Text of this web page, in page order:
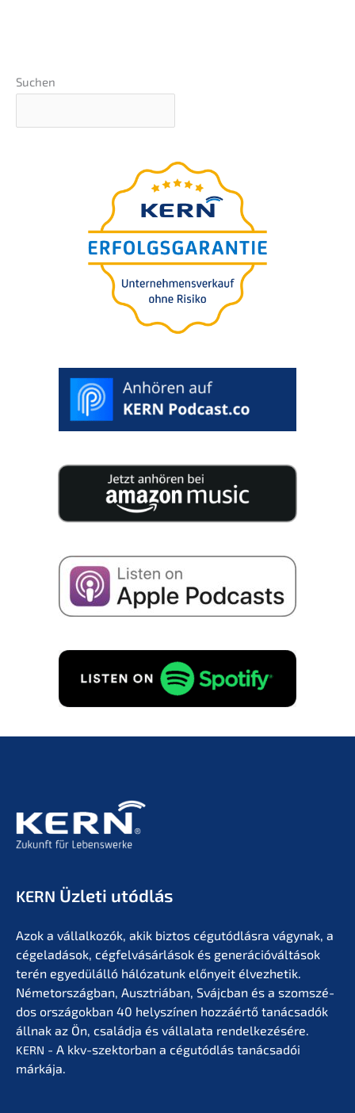
Suchen
KERN Üzleti utódlás
Azok a vállal­ko­zók, akik biztos cégutód­lás­ra vágynak, a
cégela­dá­sok, cégfel­vá­sár­lá­sok és generá­ció­vál­tá­sok
terén egyedülál­ló hálóza­tunk előny­eit élvez­he­tik.
Németor­szág­ban, Ausztriá­ban, Svájc­ban és a szomszé­
dos orszá­gok­ban 40 helyszí­nen hozzá­értő tanác­sa­dók
állnak az Ön, család­ja és vállala­ta rendel­ke­zé­sé­re.
KERN - A kkv-szektor­ban a cégutód­lás tanác­sa­dói
márkája.